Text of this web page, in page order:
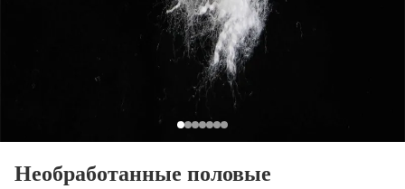
Необработанные половые